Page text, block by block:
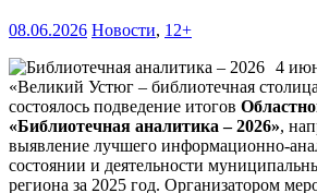
08.06.2026 Новости, 12+
4
«Великий Устюг – библиотечная
состоялось подведение итогов
«Библиотечная аналитика – 2026»,
выявление лучшего информационно-
состоянии и деятельности
региона за 2025 год. Организатором